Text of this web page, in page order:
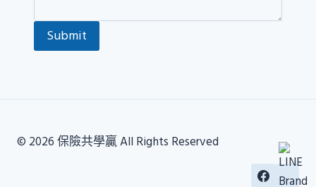
Submit
© 2026 保險共學贏 All Rights Reserved